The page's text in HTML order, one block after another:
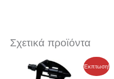
Σχετικά προϊόντα
Έκπτωση!
Price
range:
Price
range:
Αυτό